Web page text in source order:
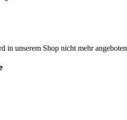
in unserem Shop nicht mehr angeboten